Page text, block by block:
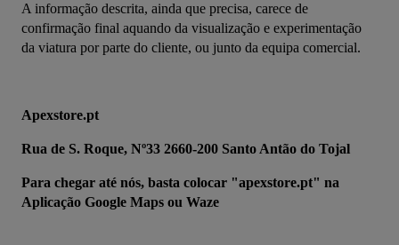
A informação descrita, ainda que precisa, carece de
confirmação final aquando da visualização e experimentação
da viatura por parte do cliente, ou junto da equipa comercial.
Apexstore.pt
Rua de S. Roque, Nº33 2660-200 Santo Antão do Tojal
Para chegar até nós, basta colocar "apexstore.pt" na
Aplicação Google Maps ou Waze